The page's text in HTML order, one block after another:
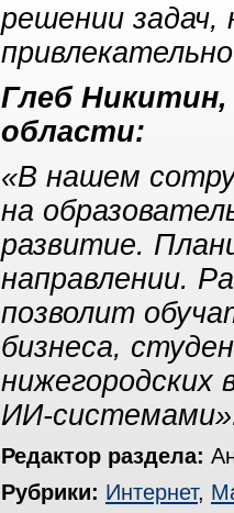
решении
Глеб Никитин,
области:
«В нашем
на
развитие.
направлении.
позволит
бизнеса,
нижегородских
ИИ-
Редактор раздела:
Рубрики: Интернет,